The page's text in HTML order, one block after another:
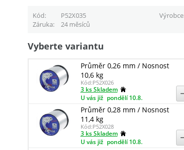
Kód P52X035 Výrobce
Záruka
24 měsíců
Vyberte variantu
Průměr 0,26 mm / Nosnost
10,6 kg
Kód:P52X026
3 ks Skladem
U vás již pondělí 10.8.
Průměr 0,28 mm / Nosnost
11,4 kg
Kód:P52X028
3 ks Skladem
U vás již pondělí 10.8.